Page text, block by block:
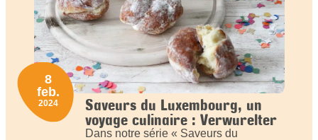
Saveurs du Luxembourg, un
voyage culinaire : Verwurelter
Dans notre série « Saveurs du
8
feb.
2024